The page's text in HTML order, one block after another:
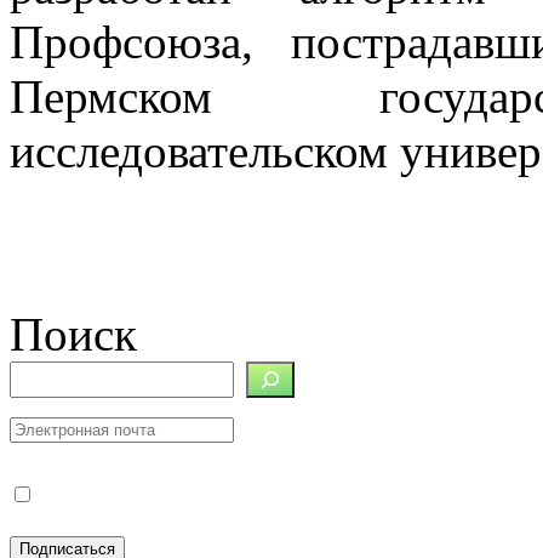
Профсоюза,
Пермском
исследовательском
Поиск